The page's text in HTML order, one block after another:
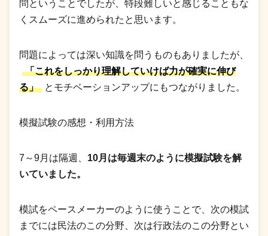
問ということでしたが、特段難しいと感じることもな
くスムーズに進められたと思います。
問題によっては深い知識を問うものもありましたが、
「これをしっかり理解していけば力が確実に伸び
る」
とモチベーションアップにもつながりました。
模擬試験の感想・利用方法
7～9月は隔週、 10月は毎週末のように模擬試験を解
いていました。
模試をペースメーカーのように使うことで、次の模試
までには民法のこの分野、次は行政法のこの分野とい